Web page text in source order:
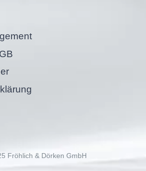
Fröhlich & Dörken GmbH